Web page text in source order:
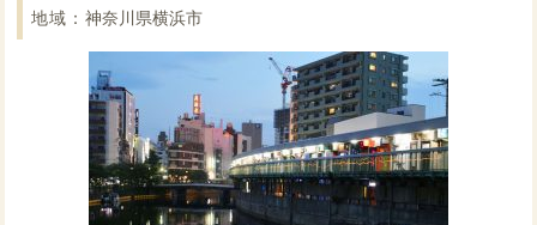
神奈川県横浜市